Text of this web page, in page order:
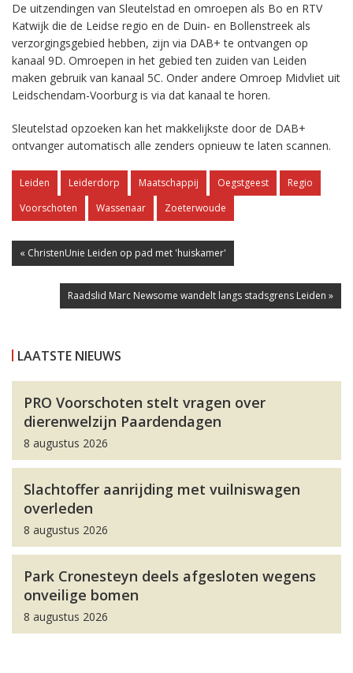
De uitzendingen van Sleutelstad en omroepen als Bo en RTV
Katwijk die de Leidse regio en de Duin- en Bollenstreek als
verzorgingsgebied hebben, zijn via DAB+ te ontvangen op
kanaal 9D. Omroepen in het gebied ten zuiden van Leiden
maken gebruik van kanaal 5C. Onder andere Omroep Midvliet uit
Leidschendam-Voorburg is via dat kanaal te horen.
Sleutelstad opzoeken kan het makkelijkste door de DAB+
ontvanger automatisch alle zenders opnieuw te laten scannen.
Leiden Leiderdorp Maatschappij Oegstgeest
Regio
Voorschoten
Wassenaar Zoeterwoude
« ChristenUnie Leiden op pad met 'huiskamer'
Raadslid Marc Newsome wandelt langs stadsgrens Leiden »
LAATSTE NIEUWS
PRO Voorschoten stelt vragen over
dierenwelzijn Paardendagen
8 augustus 2026
Slachtoffer aanrijding met vuilniswagen
overleden
8 augustus 2026
Park Cronesteyn deels afgesloten wegens
onveilige bomen
8 augustus 2026